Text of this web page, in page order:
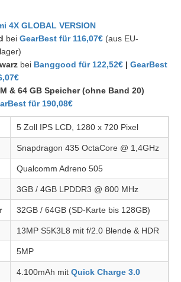
4X GLOBAL VERSION
bei GearBest für 116,07€ (aus EU-
bei Banggood für 122,52€ | GearBest
& 64 GB Speicher (ohne Band 20)
für 190,08€
5 Zoll IPS LCD, 1280 x 720 Pixel
Snapdragon 435 OctaCore @ 1,4GHz
Qualcomm Adreno 505
3GB / 4GB LPDDR3 @ 800 MHz
32GB / 64GB (SD-Karte bis 128GB)
13MP S5K3L8 mit f/2.0 Blende & HDR
5MP
4.100mAh mit Quick Charge 3.0